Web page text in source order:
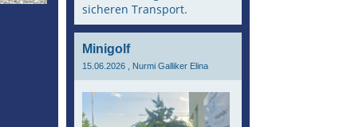
sicheren Transport.
Minigolf
15.06.2026 , Nurmi Galliker Elina